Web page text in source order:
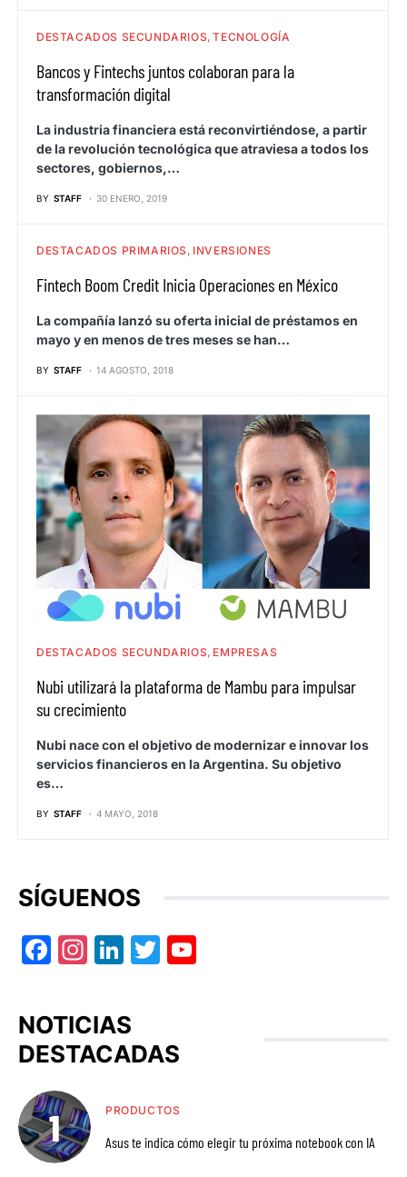
DESTACADOS SECUNDARIOS TECNOLOGÍA
Bancos y Fintechs juntos colaboran para la
transformación digital
La industria financiera está reconvirtiéndose, a partir
de la revolución tecnológica que atraviesa a todos los
sectores, gobiernos,…
BY STAFF 30 ENERO, 2019
DESTACADOS PRIMARIOS INVERSIONES
Fintech Boom Credit Inicia Operaciones en México
La compañía lanzó su oferta inicial de préstamos en
mayo y en menos de tres meses se han…
BY STAFF 14 AGOSTO, 2018
DESTACADOS SECUNDARIOS EMPRESAS
Nubi utilizará la plataforma de Mambu para impulsar
su crecimiento
Nubi nace con el objetivo de modernizar e innovar los
servicios financieros en la Argentina. Su objetivo
es…
BY STAFF 4 MAYO, 2018
SÍGUENOS
Facebook
Instagram
LinkedIn
Twitter
NOTICIAS
DESTACADAS
PRODUCTOS
Asus te indica cómo elegir tu próxima notebook con IA